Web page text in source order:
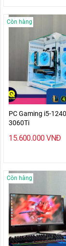
PC Gaming i5-
3060Ti
Còn hàng
15.600.000 VNĐ
Còn hàng